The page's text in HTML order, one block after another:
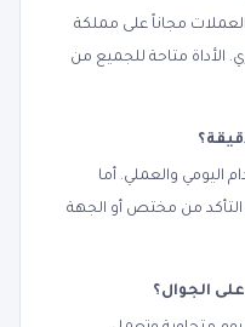
مجاناً على مملكة
الأداة متاحة للجميع من
اليومي والعملي. أما
التأكد من مختص أو الجهة
الجوال؟